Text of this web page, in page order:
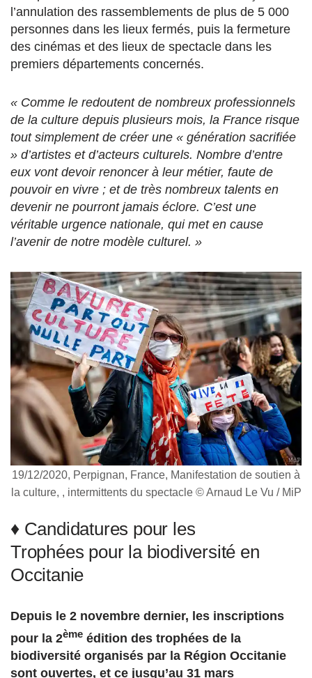
l’annulation des rassemblements de plus de 5 000
personnes dans les lieux fermés, puis la fermeture
des cinémas et des lieux de spectacle dans les
premiers départements concernés.
« Comme le redoutent de nombreux professionnels
de la culture depuis plusieurs mois, la France risque
tout simplement de créer une « génération sacrifiée
» d’artistes et d’acteurs culturels. Nombre d’entre
eux vont devoir renoncer à leur métier, faute de
pouvoir en vivre ; et de très nombreux talents en
devenir ne pourront jamais éclore. C’est une
véritable urgence nationale, qui met en cause
l’avenir de notre modèle culturel. »
19/12/2020, Perpignan, France, Manifestation de soutien à
la culture, , intermittents du spectacle © Arnaud Le Vu / MiP
♦ Candidatures pour les
Trophées pour la biodiversité en
Occitanie
Depuis le 2 novembre dernier, les inscriptions
pour la 2ème édition des trophées de la
biodiversité organisés par la Région Occitanie
sont ouvertes, et ce jusqu’au 31 mars